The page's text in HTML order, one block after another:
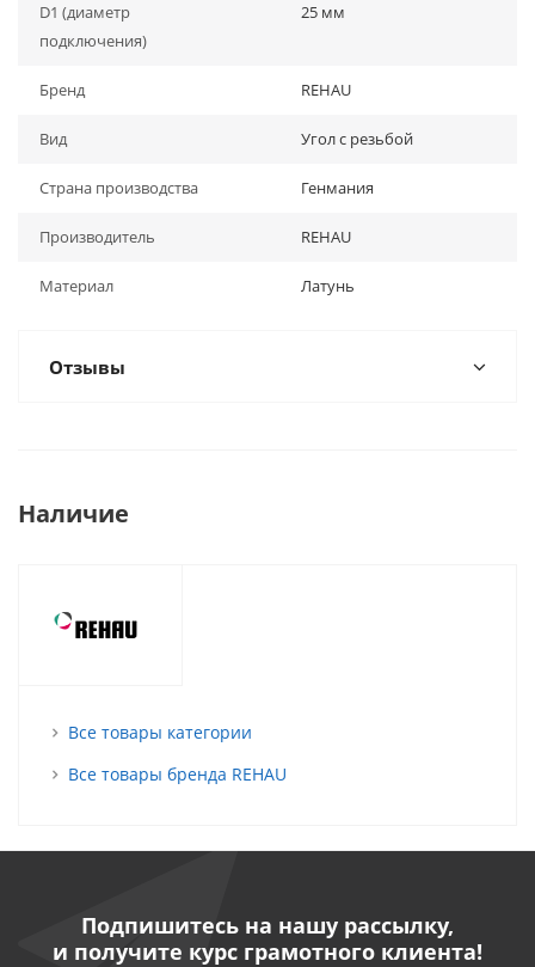
D1 (диаметр
подключения)
25 мм
Бренд REHAU
Вид Угол с резьбой
Страна производства Генмания
Производитель REHAU
Материал Латунь
Отзывы
Наличие
Все товары категории
Все товары бренда REHAU
Подпишитесь на нашу рассылку,
и получите курс грамотного клиента!